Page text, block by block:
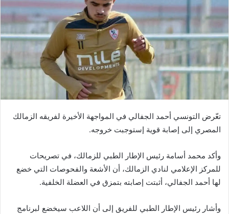
تعّرض التونسي أحمد الجفالي في المواجهة الأخيرة لفريقه الزمالك
المصري إلى إصابة قوية إستوجبت خروجه.
وأكد محمد أسامة رئيس الإطار الطبي للزمالك، في تصريحات
للمركز الإعلامي لنادي الزمالك، أن الأشعة والفحوصات التي خضع
لها أحمد الجفالي، أثبتت إصابته بتمزق في العضلة الخلفية.
وأشار رئيس الإطار الطبي للفريق إلى أن اللاعب سيخضع لبرنامج